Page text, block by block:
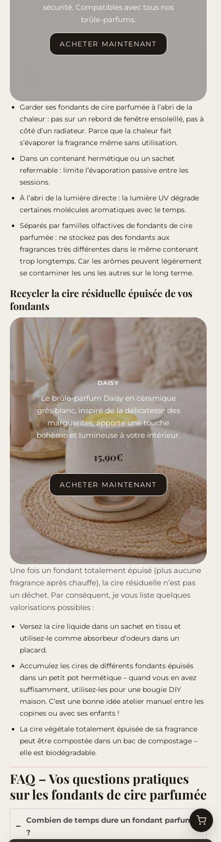
sécurité. Compatibles avec tous nos
brûle-parfums.
ACHETER MAINTENANT
Garder ses fondants de cire parfumée à l’abri de la
chaleur : pas sur un rebord de fenêtre ensoleillé, pas à
côté d’un radiateur. Parce que la chaleur fait
s’évaporer la fragrance même sans utilisation.
Dans un contenant hermétique ou un sachet
refermable : limite l’évaporation passive entre les
sessions.
À l’abri de la lumière directe : la lumière UV dégrade
certaines molécules aromatiques avec le temps.
Séparés par familles olfactives de fondants de cire
parfumée : ne stockez pas des fondants aux
fragrances très différentes dans le même contenant
trop longtemps. Car les arômes peuvent légèrement
se contaminer les uns les autres sur le long terme.
Recycler la cire résiduelle épuisée de vos
fondants
DAISY
Le brûle-parfum Daisy en céramique
grès blanc, inspiré de la délicatesse des
marguerites, apporte une touche
bohème et lumineuse à votre intérieur.
15,90€
ACHETER MAINTENANT
Une fois un fondant totalement épuisé (plus aucune
fragrance après chauffe), la cire résiduelle n’est pas
un déchet. Par conséquent, je vous liste quelques
valorisations possibles :
Versez la cire liquide dans un sachet en tissu et
utilisez-le comme absorbeur d’odeurs dans un
placard.
Accumulez les cires de différents fondants épuisés
dans un petit pot hermétique – quand vous en avez
suffisamment, utilisez-les pour une bougie DIY
maison. C’est une bonne idée atelier manuel entre les
copines ou avec ses enfants !
La cire végétale totalement épuisée de sa fragrance
peut être compostée dans un bac de compostage –
elle est biodégradable.
FAQ – Vos questions pratiques
sur les fondants de cire parfumée
Combien de temps dure un fondant parfumé
?